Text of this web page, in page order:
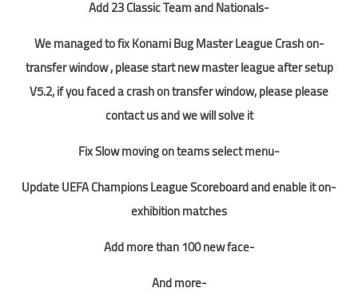
-Add 23 Classic Team and Nationals
-We managed to fix Konami Bug Master League Crash on
transfer window , please start new master league after setup
V5.2, if you faced a crash on transfer window, please please
contact us and we will solve it
-Fix Slow moving on teams select menu
-Update UEFA Champions League Scoreboard and enable it on
exhibition matches
-Add more than 100 new face
-And more